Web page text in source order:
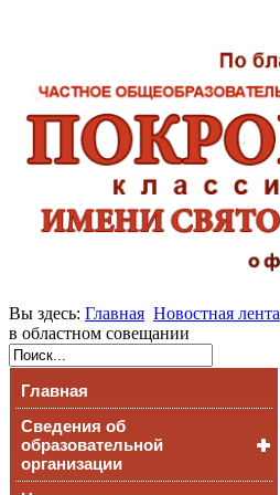
Вы здесь: Главная Новостная лента
в областном совещании
Главная
Сведения об
образовательной
организации